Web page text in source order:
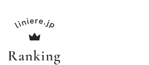
Ranking